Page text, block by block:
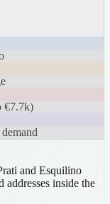
€7.7k)
and Esquilino
inside the